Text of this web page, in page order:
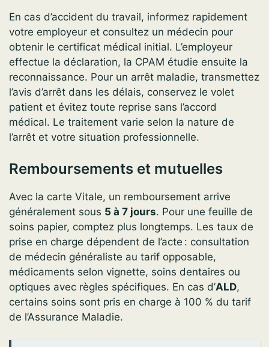
En cas d’accident du travail, informez rapidement
votre employeur et consultez un médecin pour
obtenir le certificat médical initial. L’employeur
effectue la déclaration, la CPAM étudie ensuite la
reconnaissance. Pour un arrêt maladie, transmettez
l’avis d’arrêt dans les délais, conservez le volet
patient et évitez toute reprise sans l’accord
médical. Le traitement varie selon la nature de
l’arrêt et votre situation professionnelle.
Remboursements et mutuelles
Avec la carte Vitale, un remboursement arrive
généralement sous 5 à 7 jours. Pour une feuille de
soins papier, comptez plus longtemps. Les taux de
prise en charge dépendent de l’acte : consultation
de médecin généraliste au tarif opposable,
médicaments selon vignette, soins dentaires ou
optiques avec règles spécifiques. En cas d’ALD,
certains soins sont pris en charge à 100 % du tarif
de l’Assurance Maladie.